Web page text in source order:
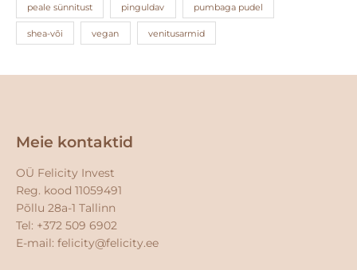
peale sünnitust pinguldav pumbaga pudel
shea-või vegan venitusarmid
Meie kontaktid
OÜ Felicity Invest
Reg. kood 11059491
Põllu 28a-1 Tallinn
Tel: +372 509 6902
E-mail: felicity@felicity.ee
Facebook
Instagram